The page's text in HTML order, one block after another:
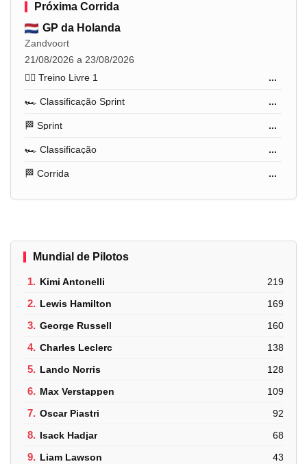
Próxima Corrida
GP da Holanda
Zandvoort
21/08/2026 a 23/08/2026
🏋️‍♂️ Treino Livre 1
...
🏎️ Classificação Sprint ...
🏁 Sprint ...
🏎️ Classificação ...
🏁 Corrida ...
Mundial de Pilotos
1. Kimi Antonelli 219
2. Lewis Hamilton 169
3. George Russell 160
4. Charles Leclerc 138
5. Lando Norris 128
6. Max Verstappen 109
7. Oscar Piastri 92
8. Isack Hadjar 68
9. Liam Lawson 43